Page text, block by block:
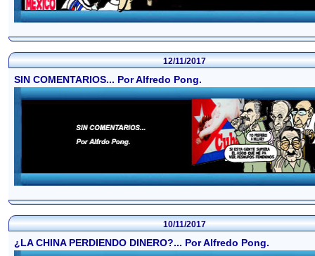
12/11/2017
SIN COMENTARIOS... Por Alfredo Pong.
10/11/2017
¿LA CHINA PERDIENDO DINERO?... Por Alfredo Pong.